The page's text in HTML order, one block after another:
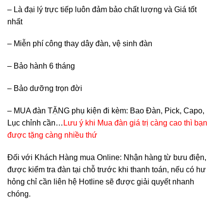
– Là đại lý trực tiếp luôn đảm bảo chất lượng và Giá tốt
nhất
– Miễn phí công thay dây đàn, vệ sinh đàn
– Bảo hành 6 tháng
– Bảo dưỡng trọn đời
– MUA đàn TẶNG phụ kiện đi kèm: Bao Đàn, Pick, Capo,
Lục chỉnh cần… Lưu ý khi Mua đàn giá trị càng cao thì bạn
được tặng càng nhiều thứ
Đối với Khách Hàng mua Online: Nhận hàng từ bưu điện,
được kiểm tra đàn tại chỗ trước khi thanh toán, nếu có hư
hỏng chỉ cần liên hệ Hotline sẽ được giải quyết nhanh
chóng.